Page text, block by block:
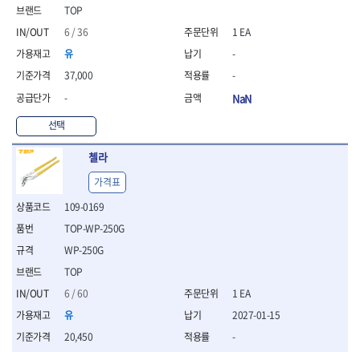
- 조줄
- 철공용줄
- 목공용줄
- 조줄세트
- 판금줄홀더
- 줄
공구함.공구집
- 공구함
- 탑체스터
- 플라스틱이동공구함
- 기타공구
- 공구가방
기타 작업공구
- 헤라
- 수리키트
- 고정링/링
- 핀
TOP
6 / 36
유
37,000
-
선택
1 EA
-
-
NaN
첼라
109-0169
TOP
6 / 60
유
20,450
TOP-WP-250G
WP-250G
가격표
1 EA
2027-01-15
-